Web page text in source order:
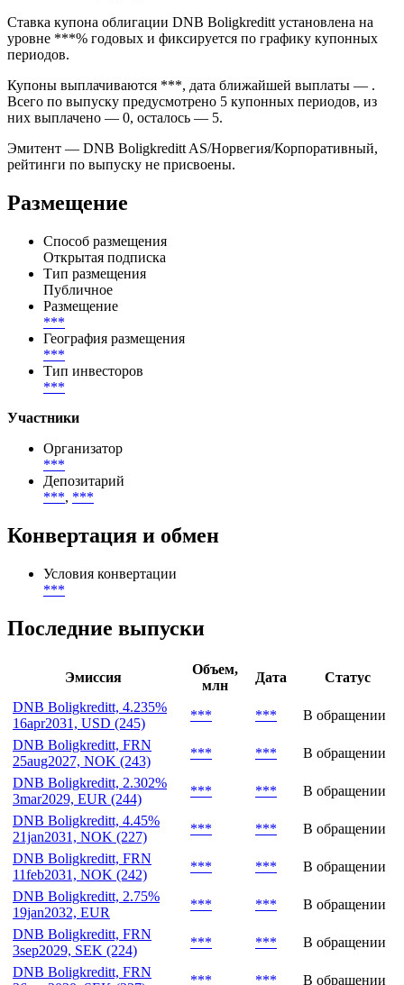
Ставка купона облигации DNB Boligkreditt установлена на
уровне ***% годовых и фиксируется по графику купонных
периодов.
Купоны выплачиваются ***, дата ближайшей выплаты — .
Всего по выпуску предусмотрено 5 купонных периодов, из
них выплачено — 0, осталось — 5.
Эмитент — DNB Boligkreditt AS/Норвегия/Корпоративный,
рейтинги по выпуску не присвоены.
Размещение
Способ размещения
Открытая подписка
Тип размещения
Публичное
Размещение
***
География размещения
***
Тип инвесторов
***
Участники
Организатор
***
Депозитарий
***, ***
Конвертация и обмен
Условия конвертации
***
Последние выпуски
Эмиссия
Объем,
млн
Дата
Статус
DNB Boligkreditt, 4.235%
16apr2031, USD (245)
*** ***
В обращении
DNB Boligkreditt, FRN
25aug2027, NOK (243)
*** ***
В обращении
DNB Boligkreditt, 2.302%
3mar2029, EUR (244)
*** ***
В обращении
DNB Boligkreditt, 4.45%
21jan2031, NOK (227)
*** ***
В обращении
DNB Boligkreditt, FRN
11feb2031, NOK (242)
*** ***
В обращении
DNB Boligkreditt, 2.75%
19jan2032, EUR
*** ***
В обращении
DNB Boligkreditt, FRN
3sep2029, SEK (224)
*** ***
В обращении
DNB Boligkreditt, FRN
*** *** В обращении